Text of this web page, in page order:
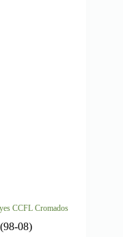
CCFL Cromados
08)